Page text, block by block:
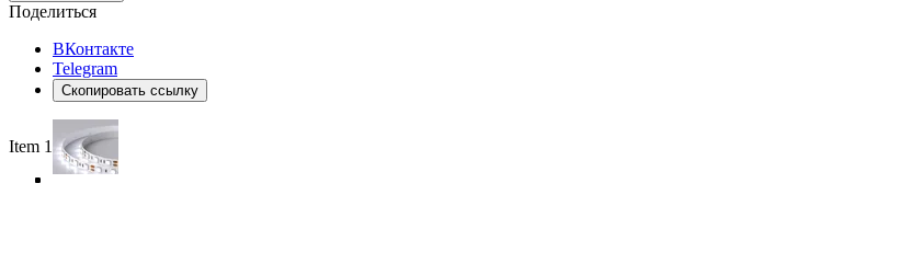
Поделиться
ВКонтакте
Telegram
Скопировать ссылку
Item 1 of 5